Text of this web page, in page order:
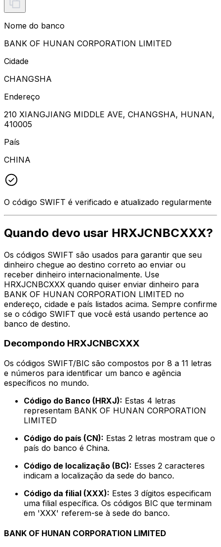
Nome do banco
BANK OF HUNAN CORPORATION LIMITED
Cidade
CHANGSHA
Endereço
210 XIANGJIANG MIDDLE AVE, CHANGSHA, HUNAN,
410005
País
CHINA
O código SWIFT é verificado e atualizado regularmente
Quando devo usar HRXJCNBCXXX?
Os códigos SWIFT são usados para garantir que seu
dinheiro chegue ao destino correto ao enviar ou
receber dinheiro internacionalmente. Use
HRXJCNBCXXX quando quiser enviar dinheiro para
BANK OF HUNAN CORPORATION LIMITED no
endereço, cidade e país listados acima. Sempre confirme
se o código SWIFT que você está usando pertence ao
banco de destino.
Decompondo HRXJCNBCXXX
Os códigos SWIFT/BIC são compostos por 8 a 11 letras
e números para identificar um banco e agência
específicos no mundo.
Código do Banco (HRXJ): Estas 4 letras
representam BANK OF HUNAN CORPORATION
LIMITED
Código do país (CN): Estas 2 letras mostram que o
país do banco é China.
Código de localização (BC): Esses 2 caracteres
indicam a localização da sede do banco.
Código da filial (XXX): Estes 3 dígitos especificam
uma filial específica. Os códigos BIC que terminam
em 'XXX' referem-se à sede do banco.
BANK OF HUNAN CORPORATION LIMITED